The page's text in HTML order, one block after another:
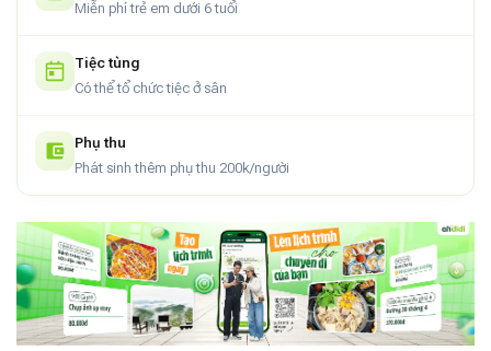
Miễn phí trẻ em dưới 6 tuổi
Tiệc tùng
Có thể tổ chức tiệc ở sân
Phụ thu
Phát sinh thêm phụ thu 200k/người